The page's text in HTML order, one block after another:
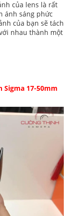
của lens là rất
ánh sáng phức
của bạn sẽ tách
nhau thành một
Sigma 17-50mm